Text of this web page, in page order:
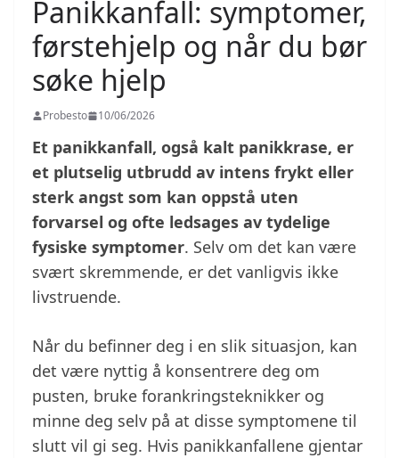
Panikkanfall: symptomer,
førstehjelp og når du bør
søke hjelp
Probesto 10/06/2026
Et panikkanfall, også kalt panikkrase, er
et plutselig utbrudd av intens frykt eller
sterk angst som kan oppstå uten
forvarsel og ofte ledsages av tydelige
fysiske symptomer. Selv om det kan være
svært skremmende, er det vanligvis ikke
livstruende.
Når du befinner deg i en slik situasjon, kan
det være nyttig å konsentrere deg om
pusten, bruke forankringsteknikker og
minne deg selv på at disse symptomene til
slutt vil gi seg. Hvis panikkanfallene gjentar